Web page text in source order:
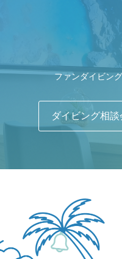
ファンダイビン
ダイビング相